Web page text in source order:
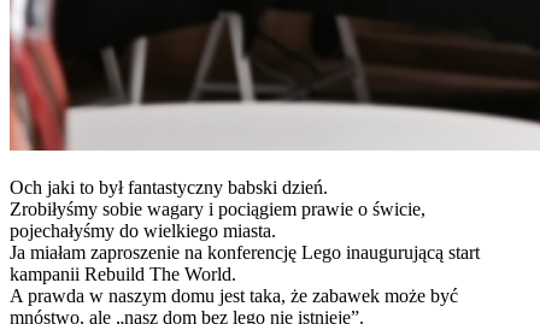
Och jaki to był fantastyczny babski dzień.
Zrobiłyśmy sobie wagary i pociągiem prawie o świcie,
pojechałyśmy do wielkiego miasta.
Ja miałam zaproszenie na konferencję Lego inaugurującą start
kampanii Rebuild The World.
A prawda w naszym domu jest taka, że zabawek może być
mnóstwo, ale „nasz dom bez lego nie istnieje”.